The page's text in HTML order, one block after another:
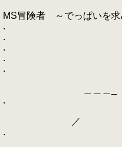
MS冒険者 ～でっぱいを求
.
.
.
.
.
.
／
.